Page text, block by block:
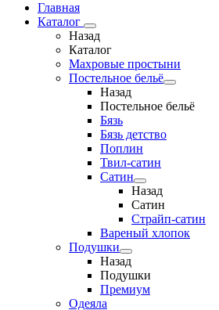
Главная
Каталог
Назад
Каталог
Махровые простыни
Постельное бельё
Назад
Постельное бельё
Бязь
Бязь детство
Поплин
Твил-сатин
Сатин
Назад
Сатин
Страйп-сатин
Вареный хлопок
Подушки
Назад
Подушки
Премиум
Одеяла